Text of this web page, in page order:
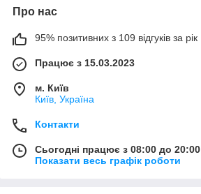
Про нас
95% позитивних з 109 відгуків за рік
Працює з 15.03.2023
м. Київ
Київ, Україна
Контакти
Сьогодні працює з 08:00 до 20:00
Показати весь графік роботи